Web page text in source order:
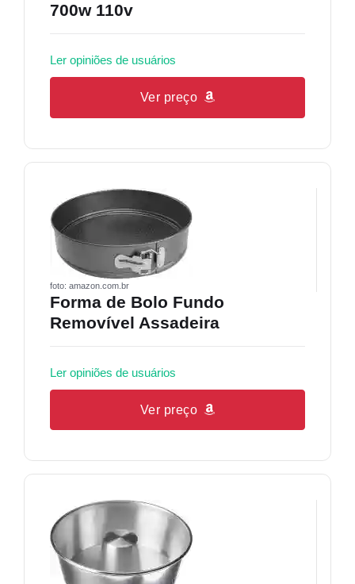
700w 110v
Ler opiniões de usuários
Ver preço
foto: amazon.com.br
Forma de Bolo Fundo
Removível Assadeira
Ler opiniões de usuários
Ver preço